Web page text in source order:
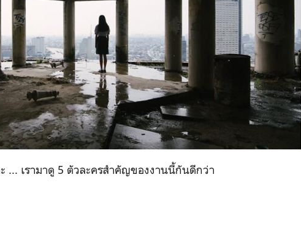
... เรามาดู 5 ตัวละครสำคัญของงานนี้กันดีกว่า